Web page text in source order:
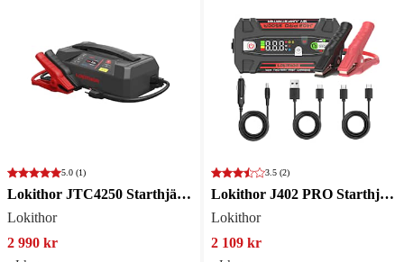
5.0 (1)
Lokithor JTC4250 Starthjälp/startbooster
Lokithor
2 990 kr
3.5 (2)
Lokithor J402 PRO Starthjälp med powerbank och LED-lampa
Lokithor
2 109 kr